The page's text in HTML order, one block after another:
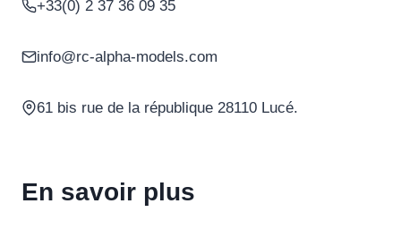
+33(0) 2 37 36 09 35
info@rc-alpha-models.com
61 bis rue de la république 28110 Lucé.
En savoir plus